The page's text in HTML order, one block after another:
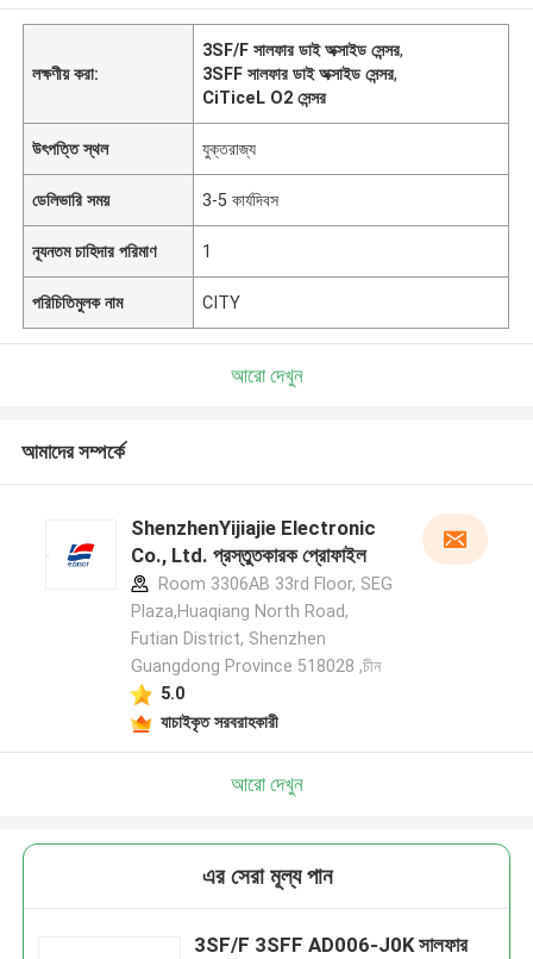
লক্ষণীয় করা:
3SF/F সালফার ডাই অক্সাইড সেন্সর,
3SFF সালফার ডাই অক্সাইড সেন্সর,
CiTiceL O2 সেন্সর
উৎপত্তি স্থল যুক্তরাজ্য
ডেলিভারি সময় 3-5 কার্যদিবস
ন্যূনতম চাহিদার পরিমাণ 1
পরিচিতিমুলক নাম CITY
আরো দেখুন
আমাদের সম্পর্কে
ShenzhenYijiajie Electronic
Co., Ltd. প্রস্তুতকারক প্রোফাইল
Room 3306AB 33rd Floor, SEG
Plaza,Huaqiang North Road,
Futian District, Shenzhen
Guangdong Province 518028 ,চীন
5.0
যাচাইকৃত সরবরাহকারী
আরো দেখুন
এর সেরা মূল্য পান
3SF/F 3SFF AD006-J0K সালফার